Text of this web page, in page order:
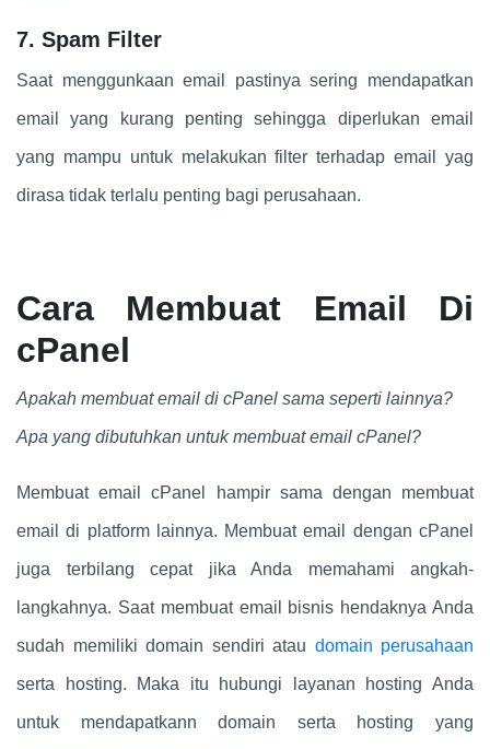
7. Spam Filter
Saat menggunkaan email pastinya sering mendapatkan
email yang kurang penting sehingga diperlukan email
yang mampu untuk melakukan filter terhadap email yag
dirasa tidak terlalu penting bagi perusahaan.
Cara Membuat Email Di
cPanel
Apakah membuat email di cPanel sama seperti lainnya?
Apa yang dibutuhkan untuk membuat email cPanel?
Membuat email cPanel hampir sama dengan membuat
email di platform lainnya. Membuat email dengan cPanel
juga terbilang cepat jika Anda memahami angkah-
langkahnya. Saat membuat email bisnis hendaknya Anda
sudah memiliki domain sendiri atau domain perusahaan
serta hosting. Maka itu hubungi layanan hosting Anda
untuk mendapatkann domain serta hosting yang